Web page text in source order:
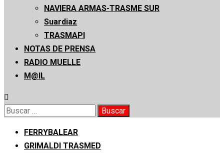
NAVIERA ARMAS-TRASME SUR
Suardiaz
TRASMAPI
NOTAS DE PRENSA
RADIO MUELLE
M@IL
Buscar:
FERRYBALEAR
GRIMALDI TRASMED